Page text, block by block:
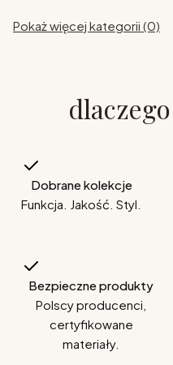
Pokaż więcej kategorii (0)
Dobrane kolekcje
Funkcja. Jakość. Styl.
Bezpieczne produkty
Polscy producenci,
certyfikowane
materiały.